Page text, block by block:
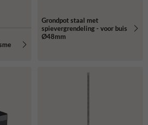
Grondpot staal met
spievergrendeling - voor buis
Ø48mm